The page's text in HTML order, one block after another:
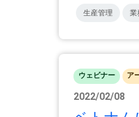
生産管理 業
ウェビナー ア
2022/02/08